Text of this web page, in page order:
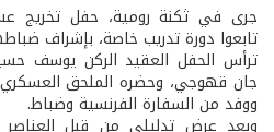
جرى في ثكنة رومية، حفل تخريج
تابعوا دورة تدريب خاصة، بإشراف
ترأس الحفل العقيد الركن يوسف
جان قهوجي، وحضره الملحق العسكري
ووفد من السفارة الفرنسية وضباط.
وبعد عرض تدليلي من قبل العناصر